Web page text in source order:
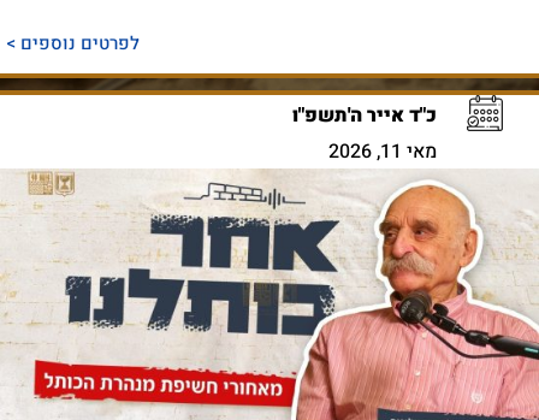
לפרטים נוספים >
כ"ד אייר ה'תשפ"ו
מאי 11, 2026